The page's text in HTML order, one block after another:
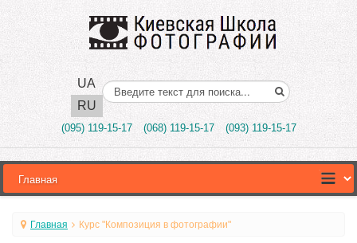
UA
RU
Поиск..
(095) 119-15-17 (068) 119-15-17 (093) 119-15-17
Главная Курс "Композиция в фотографии"